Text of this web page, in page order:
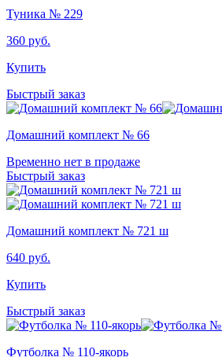
Туника № 229
360 руб.
Купить
Быстрый заказ
Домашний комплект № 66
Временно нет в продаже
Быстрый заказ
Домашний комплект № 721 ш
640 руб.
Купить
Быстрый заказ
Футболка № 110-якорь